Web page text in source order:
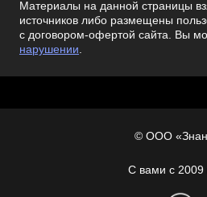
Материалы на данной страницы
источников либо размещены
с договором-офертой сайта. Вы
нарушении.
© ООО
С вами с 2009